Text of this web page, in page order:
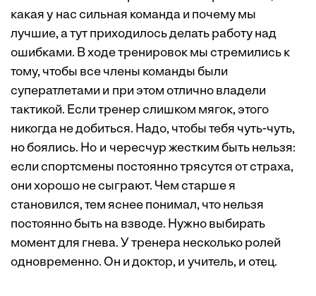
какая у нас сильная команда и почему мы
лучшие, а тут приходилось делать работу над
ошибками. В ходе тренировок мы стремились к
тому, чтобы все члены команды были
суператлетами и при этом отлично владели
тактикой. Если тренер слишком мягок, этого
никогда не добиться. Надо, чтобы тебя чуть-чуть,
но ­боялись. Но и ­чересчур жестким быть нельзя:
если спорт­смены постоянно трясутся от страха,
они хорошо не сыграют. Чем старше я
становился, тем яснее понимал, что нельзя
постоянно быть на взводе. Нужно выбирать
момент для гнева. У тренера несколько ролей
одновременно. Он и доктор, и учитель, и отец.